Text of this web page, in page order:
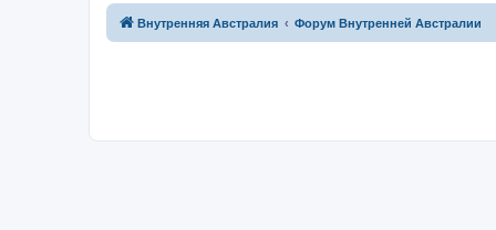
Внутренняя Австралия Форум Внутренней Австралии
Связаться с